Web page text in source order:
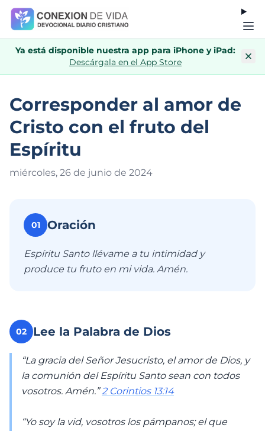
Ya está disponible nuestra app para iPhone y iPad:
Descárgala en el App Store
Corresponder al amor de
Cristo con el fruto del
Espíritu
miércoles, 26 de junio de 2024
01 Oración
Espíritu Santo llévame a tu intimidad y
produce tu fruto en mi vida. Amén.
02 Lee la Palabra de Dios
“La gracia del Señor Jesucristo, el amor de Dios, y
la comunión del Espíritu Santo sean con todos
vosotros. Amén.”2 Corintios 13:14
“Yo soy la vid, vosotros los pámpanos; el que